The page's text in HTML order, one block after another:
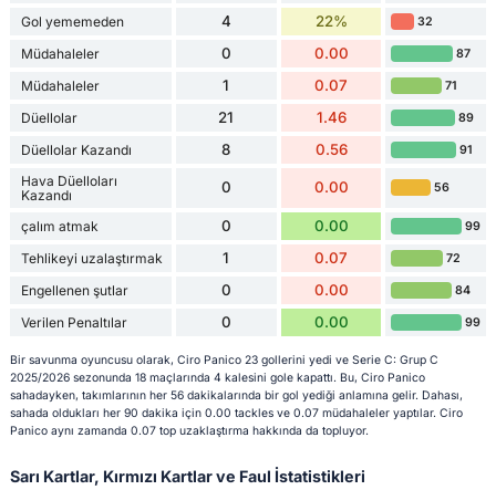
Gol yememeden 4 22% 32
Müdahaleler 0 0.00 87
Müdahaleler 1 0.07 71
Düellolar 21 1.46 89
Düellolar Kazandı 8 0.56 91
Hava Düelloları
Kazandı
0 0.00 56
çalım atmak 0 0.00 99
Tehlikeyi uzalaştırmak 1 0.07 72
Engellenen şutlar 0 0.00 84
Verilen Penaltılar 0 0.00 99
Bir savunma oyuncusu olarak, Ciro Panico 23 gollerini yedi ve Serie C: Grup C
2025/2026 sezonunda 18 maçlarında 4 kalesini gole kapattı. Bu, Ciro Panico
sahadayken, takımlarının her 56 dakikalarında bir gol yediği anlamına gelir. Dahası,
sahada oldukları her 90 dakika için 0.00 tackles ve 0.07 müdahaleler yaptılar. Ciro
Panico aynı zamanda 0.07 top uzaklaştırma hakkında da topluyor.
Sarı Kartlar, Kırmızı Kartlar ve Faul İstatistikleri